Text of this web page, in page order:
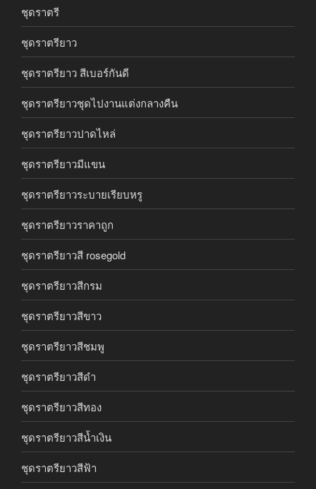
ชุดราตรี
ชุดราตรียาว
ชุดราตรียาว สีเบอร์กันดี
ชุดราตรียาวชุดไปงานแต่งกลางคืน
ชุดราตรียาวปาดไหล่
ชุดราตรียาวมีแขน
ชุดราตรียาวระบายเรียบหรู
ชุดราตรียาวราคาถูก
ชุดราตรียาวสี rosegold
ชุดราตรียาวสีกรม
ชุดราตรียาวสีขาว
ชุดราตรียาวสีชมพู
ชุดราตรียาวสีดำ
ชุดราตรียาวสีทอง
ชุดราตรียาวสีน้ำเงิน
ชุดราตรียาวสีฟ้า